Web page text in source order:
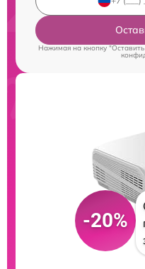
Нажимая на кнопку
-20%